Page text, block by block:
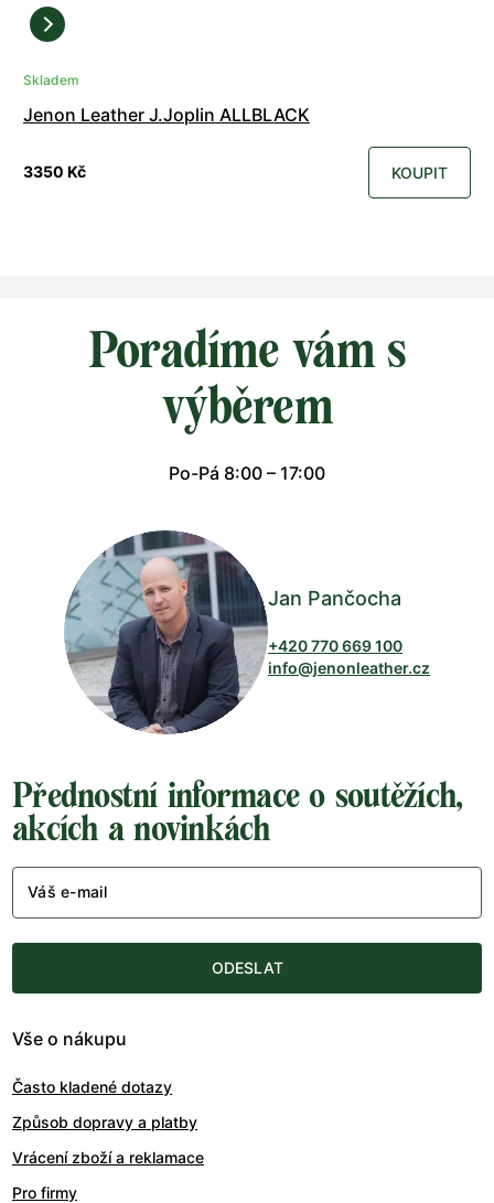
Skladem
Jenon Leather J.Joplin ALLBLACK
3350 Kč KOUPIT
Poradíme vám s
výběrem
Po-Pá 8:00 – 17:00
Jan Pančocha
+420 770 669 100
info@jenonleather.cz
Přednostní informace o soutěžích,
akcích a novinkách
Váš e-mail
ODESLAT
Vše o nákupu
Často kladené dotazy
Způsob dopravy a platby
Vrácení zboží a reklamace
Pro firmy